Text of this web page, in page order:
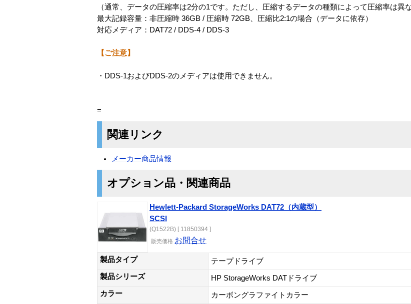
（通常、データの圧縮率は2分の1です。ただし、圧縮するデータの種類によって圧縮率は異
最大記録容量：非圧縮時 36GB / 圧縮時 72GB、圧縮比2:1の場合（データに依存）
対応メディア：DAT72 / DDS-4 / DDS-3
【ご注意】
・DDS-1およびDDS-2のメディアは使用できません。
=
関連リンク
メーカー商品情報
オプション品・関連商品
Hewlett-Packard StorageWorks DAT72（内蔵型）
SCSI
(Q1522B) [ 11850394 ]
販売価格 お問合せ
製品タイプ
テープドライブ
製品シリーズ
HP StorageWorks DATドライブ
カラー
カーボングラファイトカラー